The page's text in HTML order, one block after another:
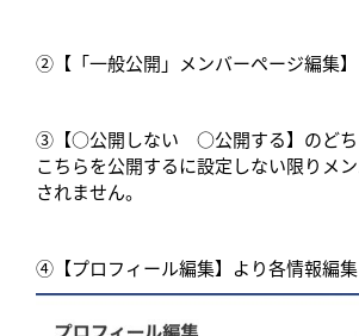
②【「一般公開」メンバーページ編集
③【○公開しない ○公開する】のどち
こちらを公開するに設定しない限りメ
されません。
④【プロフィール編集】より各情報編集